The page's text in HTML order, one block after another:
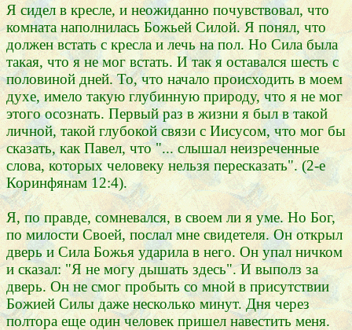
Я сидел в кресле, и неожиданно почувствовал, что
комната наполнилась Божьей Силой. Я понял, что
должен встать с кресла и лечь на пол. Но Сила была
такая, что я не мог встать. И так я оставался шесть с
половиной дней. То, что начало происходить в моем
духе, имело такую глубинную природу, что я не мог
этого осознать. Первый раз в жизни я был в такой
личной, такой глубокой связи с Иисусом, что мог бы
сказать, как Павел, что "... слышал неизреченные
слова, которых человеку нельзя пересказать". (2-е
Коринфянам 12:4).
Я, по правде, сомневался, в своем ли я уме. Но Бог,
по милости Своей, послал мне свидетеля. Он открыл
дверь и Сила Божья ударила в него. Он упал ничком
и сказал: "Я не могу дышать здесь". И выполз за
дверь. Он не смог пробыть со мной в присутствии
Божией Силы даже несколько минут. Дня через
полтора еще один человек пришел навестить меня.